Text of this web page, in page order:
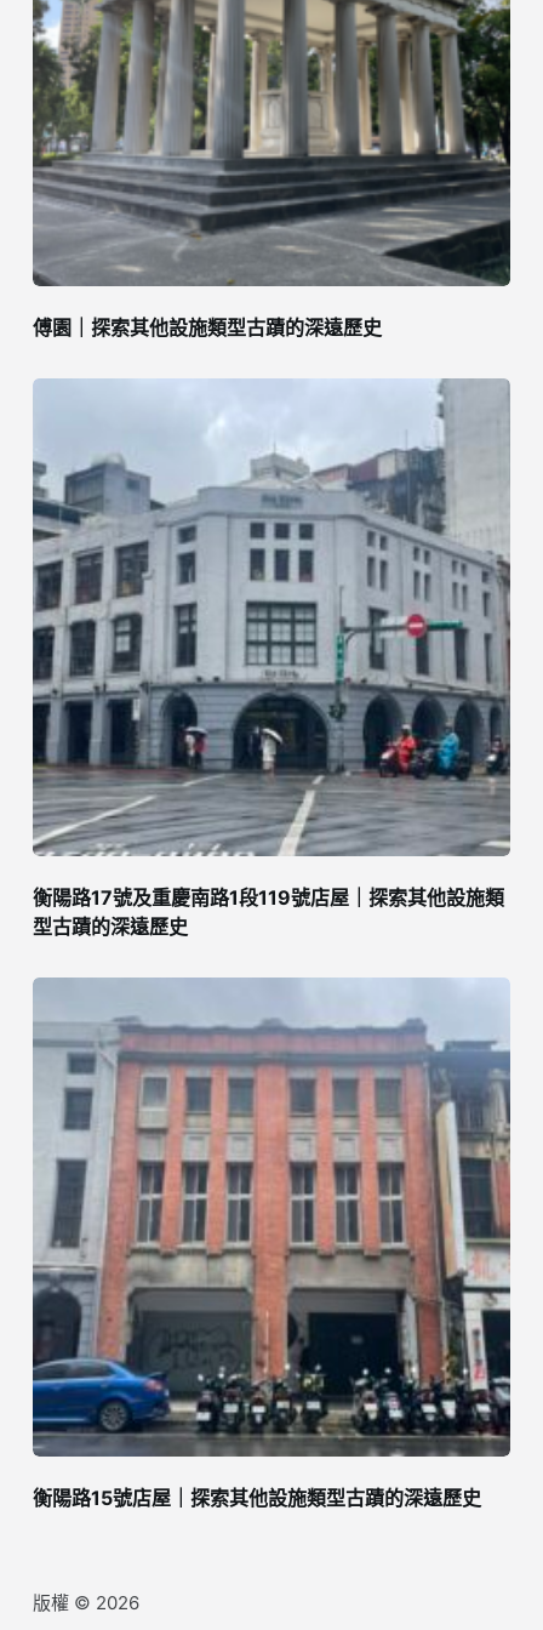
傅園｜探索其他設施類型古蹟的深遠歷史
衡陽路17號及重慶南路1段119號店屋｜探索其他設施類
型古蹟的深遠歷史
衡陽路15號店屋｜探索其他設施類型古蹟的深遠歷史
版權 © 2026